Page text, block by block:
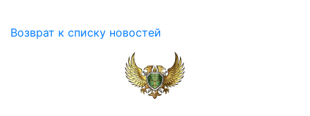
Возврат к списку новостей